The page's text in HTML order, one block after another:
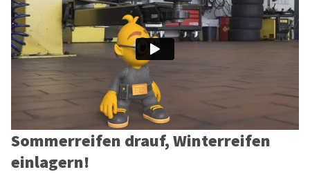
Sommerreifen drauf, Winterreifen
einlagern!